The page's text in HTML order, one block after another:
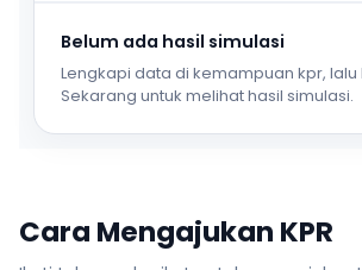
Belum ada hasil simulasi
Lengkapi data di kemampuan kpr, lalu
Sekarang untuk melihat hasil simulasi.
Cara Mengajukan KPR